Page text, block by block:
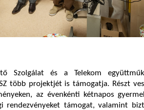
Szolgálat és a Telekom
több projektjét is támogatja. Részt
az évenkénti kétnapos
rendezvényeket támogat, valamint